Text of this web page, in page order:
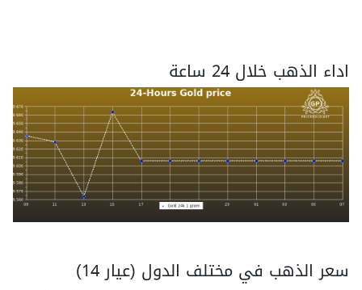
اداء الذهب خلال 24 ساعة
سعر الذهب في مختلف الدول (عيار 14)